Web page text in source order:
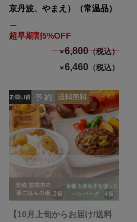
京丹波、やまえ）（常温品）
超早期割5%OFF
￥6,800（税込）
￥6,460 （税込）
【10月上旬からお届け/送料